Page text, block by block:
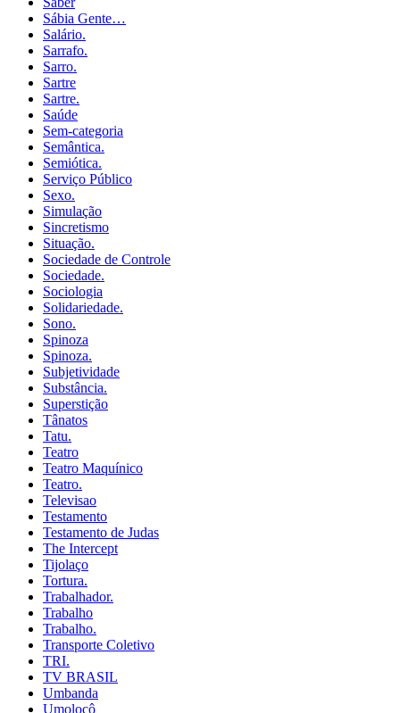
Sábia Gente…
Salário.
Sarrafo.
Sarro.
Sartre
Sartre.
Saúde
Sem-categoria
Semântica.
Semiótica.
Serviço Público
Sexo.
Simulação
Sincretismo
Situação.
Sociedade de Controle
Sociedade.
Sociologia
Solidariedade.
Sono.
Spinoza
Spinoza.
Subjetividade
Substância.
Superstição
Tânatos
Tatu.
Teatro
Teatro Maquínico
Teatro.
Televisao
Testamento
Testamento de Judas
The Intercept
Tijolaço
Tortura.
Trabalhador.
Trabalho
Trabalho.
Transporte Coletivo
TRI.
TV BRASIL
Umbanda
Umolocô